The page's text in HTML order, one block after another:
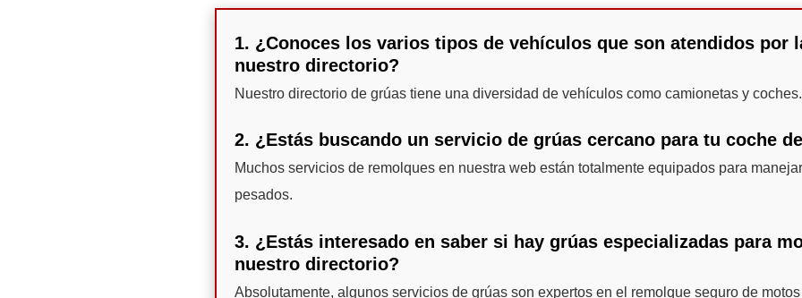
1. ¿Conoces los varios tipos de vehículos que son atendidos por
nuestro directorio?
Nuestro directorio de grúas tiene una diversidad de vehículos como camionetas y coches.
2. ¿Estás buscando un servicio de grúas cercano para tu coche
Muchos servicios de remolques en nuestra web están totalmente equipados para
pesados.
3. ¿Estás interesado en saber si hay grúas especializadas para
nuestro directorio?
Absolutamente, algunos servicios de grúas son expertos en el remolque seguro de